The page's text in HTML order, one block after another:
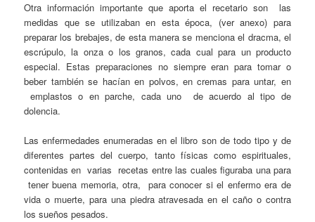
Otra información importante que aporta el recetario son las
medidas que se utilizaban en esta época, (ver anexo) para
preparar los brebajes, de esta manera se menciona el dracma, el
escrúpulo, la onza o los granos, cada cual para un producto
especial. Estas preparaciones no siempre eran para tomar o
beber también se hacían en polvos, en cremas para untar, en
emplastos o en parche, cada uno de acuerdo al tipo de
dolencia.
Las enfermedades enumeradas en el libro son de todo tipo y de
diferentes partes del cuerpo, tanto físicas como espirituales,
contenidas en varias recetas entre las cuales figuraba una para
tener buena memoria, otra, para conocer si el enfermo era de
vida o muerte, para una piedra atravesada en el caño o contra
los sueños pesados.